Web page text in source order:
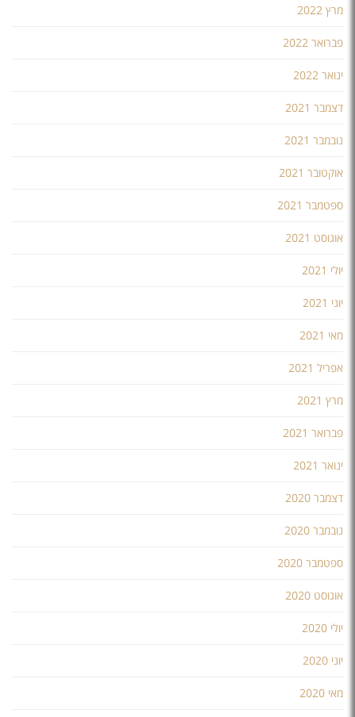
מרץ 2022
פברואר 2022
ינואר 2022
דצמבר 2021
נובמבר 2021
אוקטובר 2021
ספטמבר 2021
אוגוסט 2021
יולי 2021
יוני 2021
מאי 2021
אפריל 2021
מרץ 2021
פברואר 2021
ינואר 2021
דצמבר 2020
נובמבר 2020
ספטמבר 2020
אוגוסט 2020
יולי 2020
יוני 2020
מאי 2020